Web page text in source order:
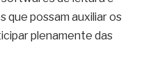
possam auxiliar os
plenamente das